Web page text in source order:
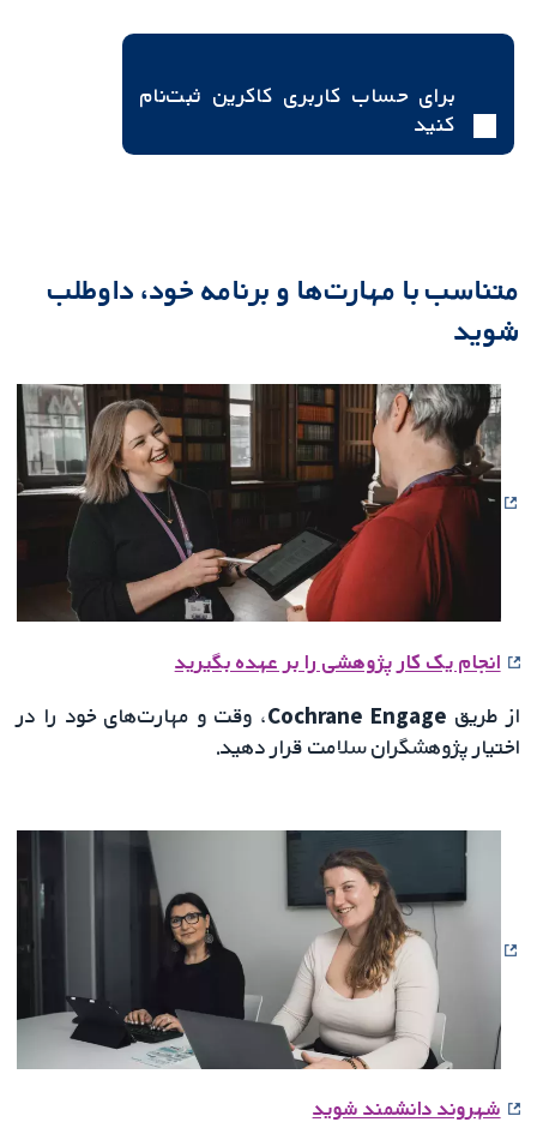
برای حساب کاربری کاکرین ثبت‌نام
کنید
متناسب با مهارت‌ها و برنامه خود، داوطلب
شوید
انجام یک کار پژوهشی را بر عهده بگیرید
از طریق Cochrane Engage، وقت و مهارت‌های خود را در
اختیار پژوهشگران سلامت قرار دهید.
شهروند دانشمند شوید